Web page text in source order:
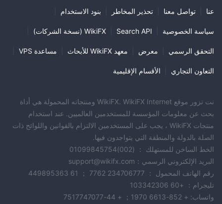
عنا تواصل معنا تحذير المخاطر بنود الاستخدام
سياسة الخصوصية Search API WikiFX (نسخة الشركات)
التحقق الرسمي معرض معهد WikiFX للأبحاث مساعدة VPS
التعاون التجاري الأقسام الإقليمية
نت تزور موقع WikiFX. WikiFX Internet ومنتجاته المحمولة هي أداة
بحث عن معلومات المؤسسة للمستخدمين العالميين. عند استخدام
منتجات WikiFX ، يجب على المستخدمين الالتزام بالقوانين واللوائح ذات
الصلة بالدولة والمنطقة التي يتواجدون فيها.
الخط الساخن للمستهلك ： (002)01099845754
البريد الإلكتروني الرسمي：support@wikifx.com
رقم الهاتف المحمول ： 234706777 7762 ； 61 449895363
تليجرام： +60 103342306
واتساب: + 852-6613 1970； + 44-7517747077